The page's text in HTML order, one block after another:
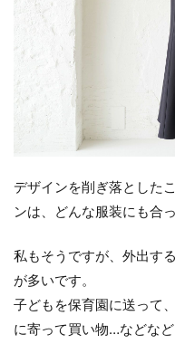
デザインを削ぎ落とした
ンは、どんな服装にも合
私もそうですが、外出す
が多いです。
子どもを保育園に送って
に寄って買い物…などな